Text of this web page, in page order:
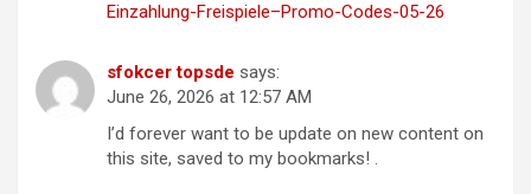
Einzahlung-Freispiele–Promo-Codes-05-26
sfokcer topsde says:
June 26, 2026 at 12:57 AM
I’d forever want to be update on new content on
this site, saved to my bookmarks! .